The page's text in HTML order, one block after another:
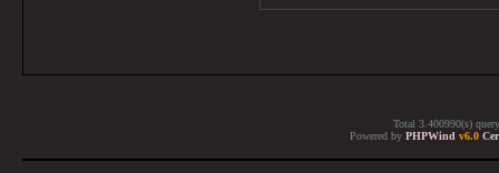
Total 3.400990(s)
Powered by PHPWind v6.0